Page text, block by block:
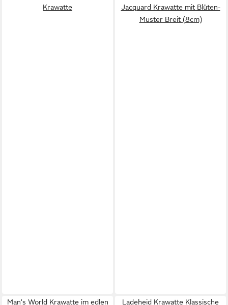
Krawatte
Jacquard Krawatte mit Blüten-
Muster Breit (8cm)
Man's World Krawatte im edlen
Ladeheid Krawatte Klassische